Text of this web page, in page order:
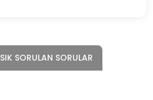
SIK SORULAN SORULAR